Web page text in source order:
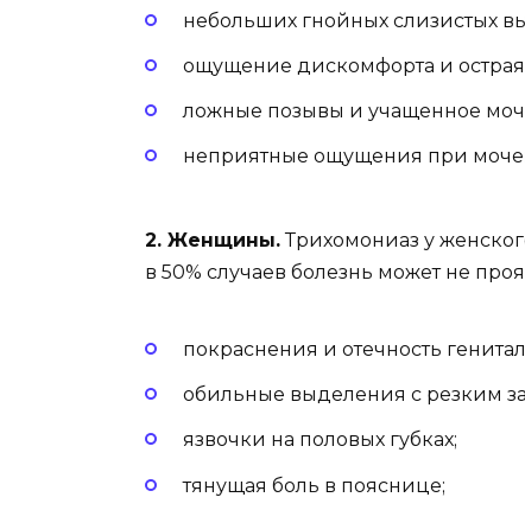
небольших гнойных слизистых
ощущение дискомфорта и острая
ложные позывы и учащенное
неприятные ощущения при
2. Женщины.Трихомониаз у
в 50% случаев болезнь может не
покраснения и отечность
обильные выделения с резким
язвочки на половых губках;
тянущая боль в пояснице;